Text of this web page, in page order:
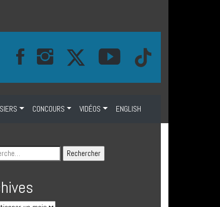
CONCOURS VIDÉOS ENGLISH